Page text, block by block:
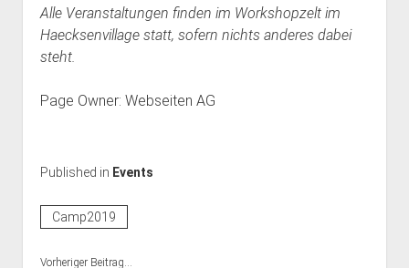
Alle Veranstaltungen finden im Workshopzelt im
Haecksenvillage statt, sofern nichts anderes dabei
steht.
Page Owner: Webseiten AG
Published in Events
Camp2019
Vorheriger Beitrag...